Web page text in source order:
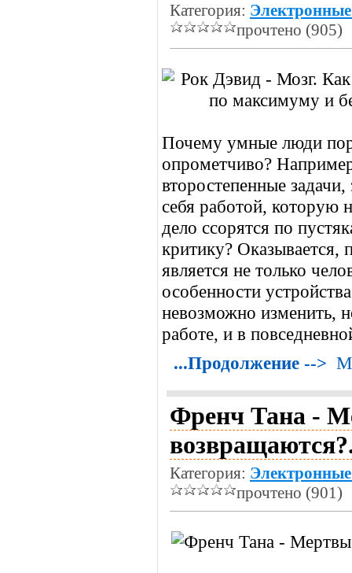
Категория:
прочтено (905)
Почему умные люди
опрометчиво?
второстепенные
себя работой, которую
дело ссорятся по
критику? Оказывается,
является не только
особенности
невозможно изменить,
работе, и в
...Продолжение -->
Френч Тана -
Категория:
прочтено (901)